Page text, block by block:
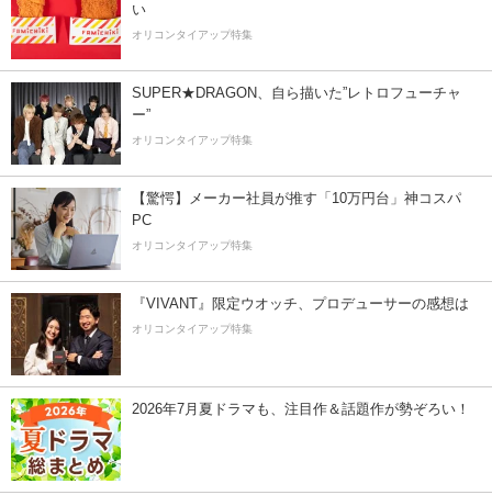
い
オリコンタイアップ特集
SUPER★DRAGON、自ら描いた”レトロフューチャ
ー”
オリコンタイアップ特集
【驚愕】メーカー社員が推す「10万円台」神コスパ
PC
オリコンタイアップ特集
『VIVANT』限定ウオッチ、プロデューサーの感想は
オリコンタイアップ特集
2026年7月夏ドラマも、注目作＆話題作が勢ぞろい！